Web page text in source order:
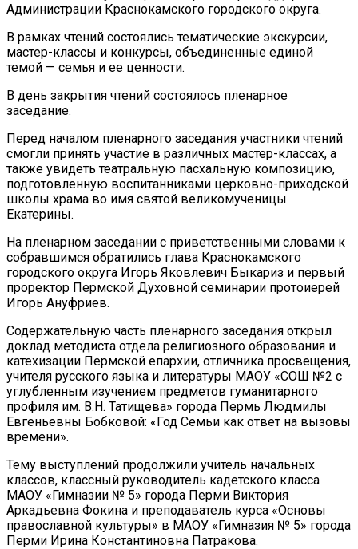
Администрации Краснокамского городского округа.
В рамках чтений состоялись тематические экскурсии,
мастер-классы и конкурсы, объединенные единой
темой — семья и ее ценности.
В день закрытия чтений состоялось пленарное
заседание.
Перед началом пленарного заседания участники чтений
смогли принять участие в различных мастер-классах, а
также увидеть театральную пасхальную композицию,
подготовленную воспитанниками церковно-приходской
школы храма во имя святой великомученицы
Екатерины.
На пленарном заседании с приветственными словами к
собравшимся обратились глава Краснокамского
городского округа Игорь Яковлевич Быкариз и первый
проректор Пермской Духовной семинарии протоиерей
Игорь Ануфриев.
Содержательную часть пленарного заседания открыл
доклад методиста отдела религиозного образования и
катехизации Пермской епархии, отличника просвещения,
учителя русского языка и литературы МАОУ «СОШ №2 с
углубленным изучением предметов гуманитарного
профиля им. В.Н. Татищева» города Пермь Людмилы
Евгеньевны Бобковой: «Год Семьи как ответ на вызовы
времени».
Тему выступлений продолжили учитель начальных
классов, классный руководитель кадетского класса
МАОУ «Гимназии № 5» города Перми Виктория
Аркадьевна Фокина и преподаватель курса «Основы
православной культуры» в МАОУ «Гимназия № 5» города
Перми Ирина Константиновна Патракова.